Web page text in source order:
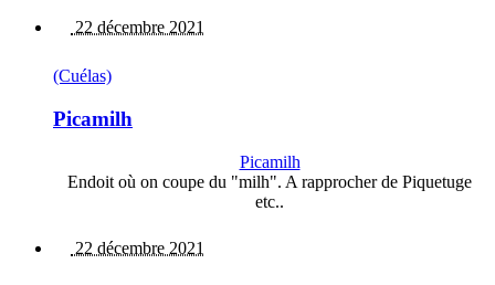
22 décembre 2021
(Cuélas)
Picamilh
Picamilh
Endoit où on coupe du "milh". A rapprocher de Piquetuge
etc..
22 décembre 2021